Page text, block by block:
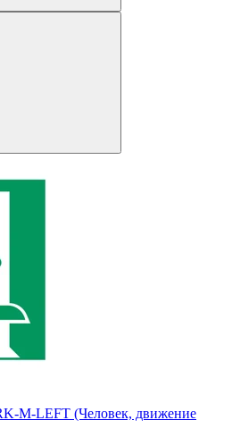
M-LEFT (Человек, движение